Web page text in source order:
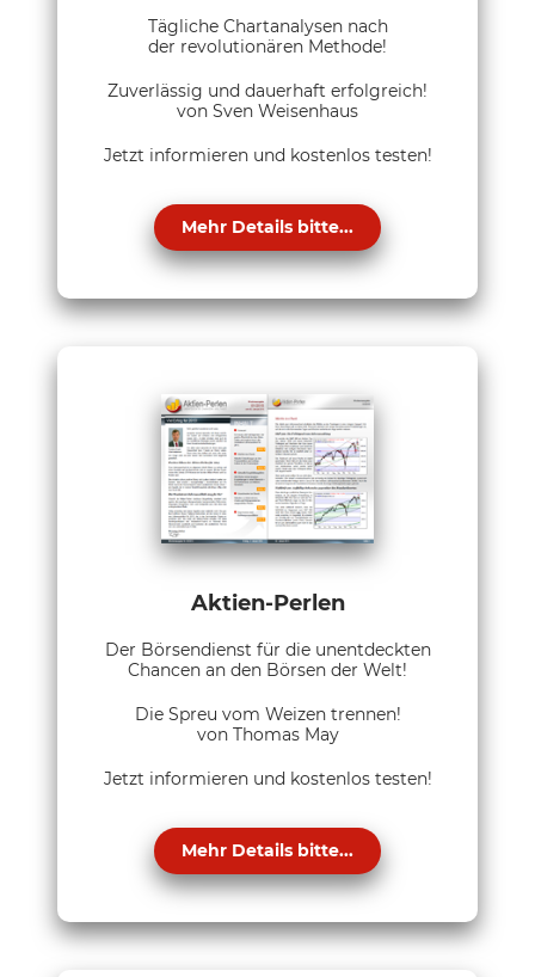
Tägliche Chartanalysen nach
der revolutionären Methode!
Zuverlässig und dauerhaft erfolgreich!
von Sven Weisenhaus
Jetzt informieren und kostenlos testen!
Mehr Details bitte...
Aktien-Perlen
Der Börsendienst für die unentdeckten
Chancen an den Börsen der Welt!
Die Spreu vom Weizen trennen!
von Thomas May
Jetzt informieren und kostenlos testen!
Mehr Details bitte...